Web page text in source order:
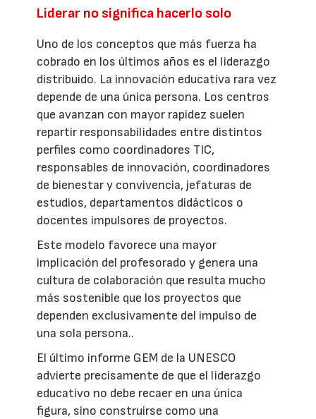
Liderar no significa hacerlo solo
Uno de los conceptos que más fuerza ha
cobrado en los últimos años es el liderazgo
distribuido. La innovación educativa rara vez
depende de una única persona. Los centros
que avanzan con mayor rapidez suelen
repartir responsabilidades entre distintos
perfiles como coordinadores TIC,
responsables de innovación, coordinadores
de bienestar y convivencia, jefaturas de
estudios, departamentos didácticos o
docentes impulsores de proyectos.
Este modelo favorece una mayor
implicación del profesorado y genera una
cultura de colaboración que resulta mucho
más sostenible que los proyectos que
dependen exclusivamente del impulso de
una sola persona..
El último informe GEM de la UNESCO
advierte precisamente de que el liderazgo
educativo no debe recaer en una única
figura, sino construirse como una